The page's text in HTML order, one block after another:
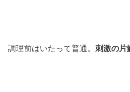
調理前はいたって普通。刺激の片